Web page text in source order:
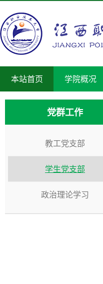
本站首页 学院概况
党群工作
教工党支部
学生党支部
政治理论学习